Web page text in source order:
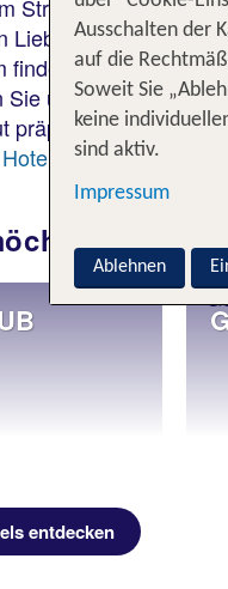
Strand? Dann sind
Lieblingssport
finden Sie ein
über die
präparierten Pisten
auf TUI.com.
Sie im
entdecken
Ausschalten der
auf die
Soweit Sie
keine
sind aktiv.
Impressum
Ablehnen